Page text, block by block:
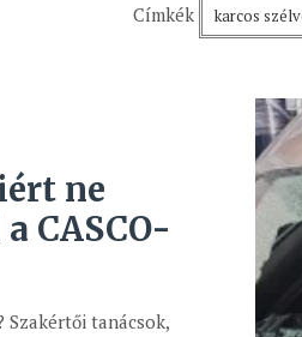
Címkék karcos
ne
CASCO-
Szakértői tanácsok,